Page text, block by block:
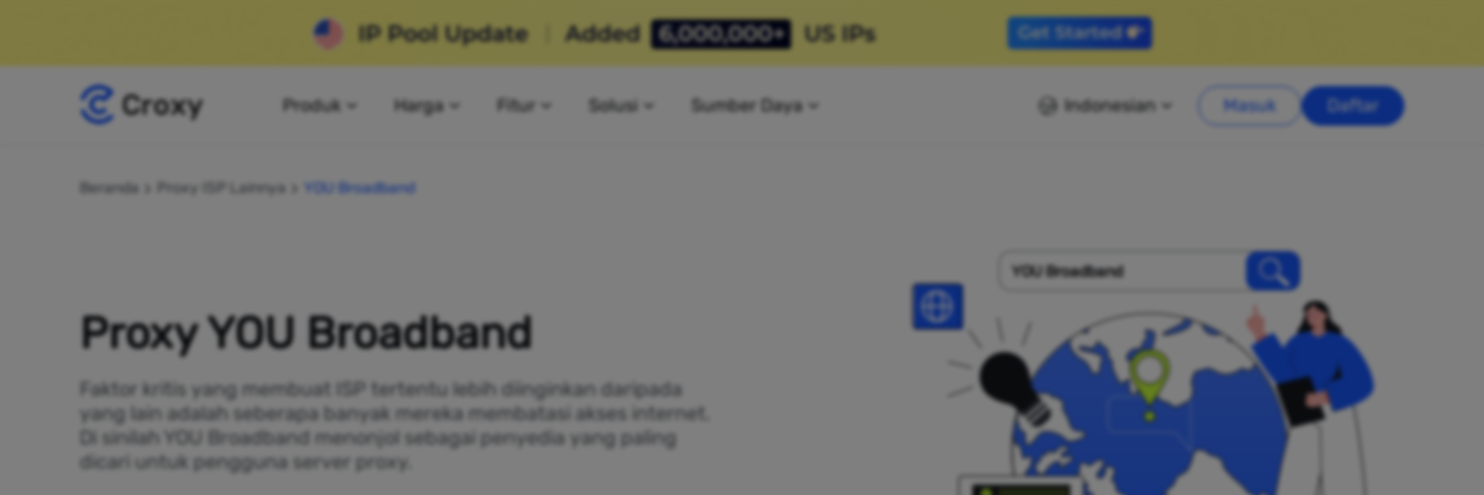
Produk Harga Fitur Solusi Sumber Daya Indonesian Masuk Daftar
Beranda Proxy ISP Lainnya YOU Broadband
Proxy YOU Broadband
Faktor kritis yang membuat ISP tertentu lebih diinginkan daripada
yang lain adalah seberapa banyak mereka membatasi akses internet.
Di sinilah YOU Broadband menonjol sebagai penyedia yang paling
dicari untuk pengguna server proxy.
YOU Broadband